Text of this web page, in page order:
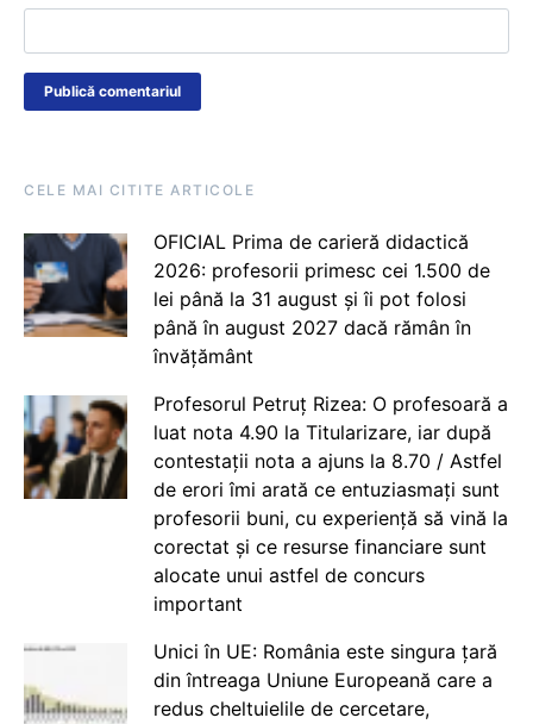
CELE MAI CITITE ARTICOLE
OFICIAL Prima de carieră didactică
2026: profesorii primesc cei 1.500 de
lei până la 31 august și îi pot folosi
până în august 2027 dacă rămân în
învățământ
Profesorul Petruț Rizea: O profesoară a
luat nota 4.90 la Titularizare, iar după
contestații nota a ajuns la 8.70 / Astfel
de erori îmi arată ce entuziasmați sunt
profesorii buni, cu experiență să vină la
corectat și ce resurse financiare sunt
alocate unui astfel de concurs
important
Unici în UE: România este singura țară
din întreaga Uniune Europeană care a
redus cheltuielile de cercetare,